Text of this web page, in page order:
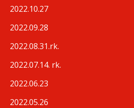
2022.10.27
2022.09.28
2022.08.31.rk.
2022.07.14. rk.
2022.06.23
2022.05.26